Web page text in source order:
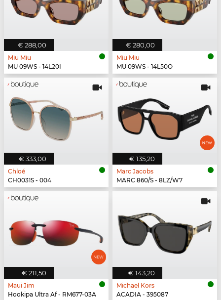
€ 288,00
Miu Miu
MU 09WS - 14L20I
€ 280,00
Miu Miu
MU 09WS - 14L50O
€ 333,00
Chloé
CH0031S - 004
€ 135,20
Marc Jacobs
MARC 860/S - 8LZ/W7
€ 211,50
Maui Jim
Hookipa Ultra Af - RM677-03A
€ 143,20
Michael Kors
ACADIA - 395087